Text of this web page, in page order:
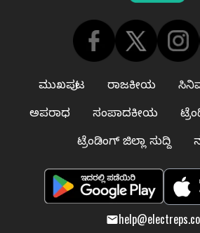
ಮುಖಪುಟ ರಾಜಕೀಯ
ಅಪರಾಧ
ಸಂಪಾದಕೀಯ
ಟ್ರೆಂಡಿಂಗ್ ಜಿಲ್ಲಾ ಸುದ್ದಿ